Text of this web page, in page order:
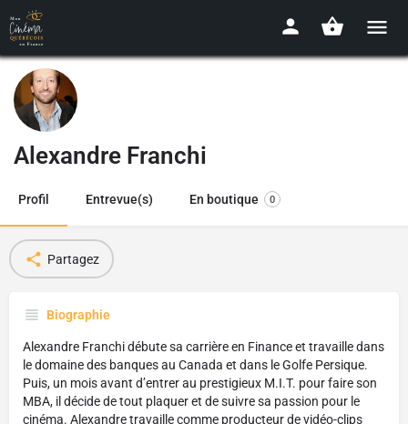
Alexandre Franchi
Profil Entrevue(s) En boutique 0
Partagez
Biographie
Alexandre Franchi débute sa carrière en Finance et travaille dans
le domaine des banques au Canada et dans le Golfe Persique.
Puis, un mois avant d’entrer au prestigieux M.I.T. pour faire son
MBA, il décide de tout plaquer et de suivre sa passion pour le
cinéma. Alexandre travaille comme producteur de vidéo-clips